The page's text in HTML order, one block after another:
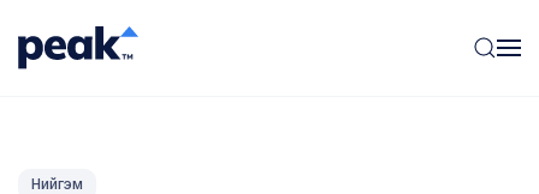
Нийгэм